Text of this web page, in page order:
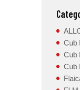
Cub
Cub
Cub